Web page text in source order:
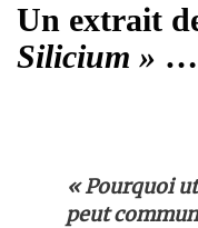
Un extrait
Silicium » …
« Pourquoi
peut